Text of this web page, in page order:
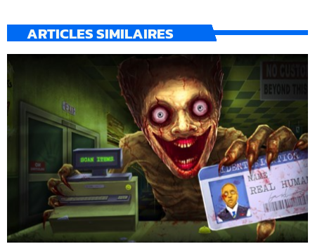
ARTICLES SIMILAIRES